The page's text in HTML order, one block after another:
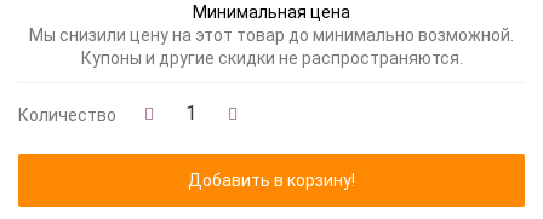
Минимальная цена
Мы снизили цену на этот товар до минимально возможной.
Купоны и другие скидки не распространяются.
Количество